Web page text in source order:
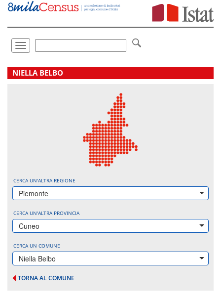
Vai
direttamente
Toggle
navigation
.
NIELLA BELBO
CERCA UN'ALTRA REGIONE
Piemonte
CERCA UN'ALTRA PROVINCIA
Cuneo
CERCA UN COMUNE
Niella Belbo
TORNA AL COMUNE